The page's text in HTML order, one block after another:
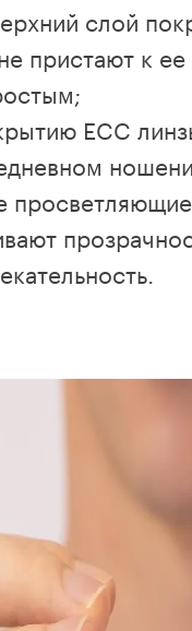
слой
пристают к
ECC